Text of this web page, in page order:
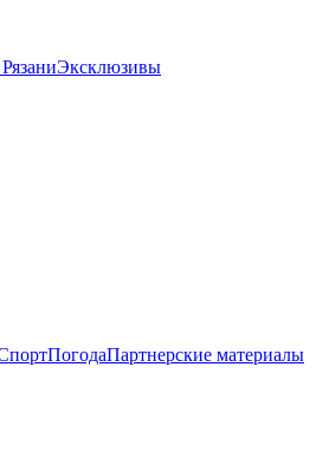
Эксклюзивы
ПогодаПартнерские материалы